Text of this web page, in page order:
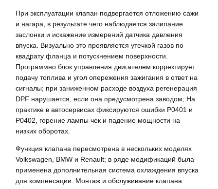
При эксплуатации клапан подвергается отложению сажи
и нагара, в результате чего наблюдается залипание
заслонки и искажение измерений датчика давления
впуска. Визуально это проявляется утечкой газов по
квадрату фланца и потускнением поверхности.
Программно блок управления двигателем корректирует
подачу топлива и угол опережения зажигания в ответ на
сигналы; при заниженном расходе воздуха регенерация
DPF нарушается, если она предусмотрена заводом; На
практике в автосервисах фиксируются ошибки P0401 и
P0402, горение лампы чек и падение мощности на
низких оборотах.
Функция клапана пересмотрена в нескольких моделях
Volkswagen, BMW и Renault; в ряде модификаций была
применена дополнительная система охлаждения впуска
для компенсации. Монтаж и обслуживание клапана